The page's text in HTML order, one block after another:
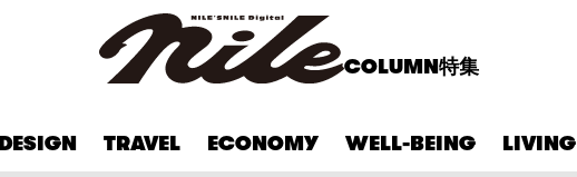
COLUMN特集
TRAVEL ECONOMY WELL-BEING LIVING